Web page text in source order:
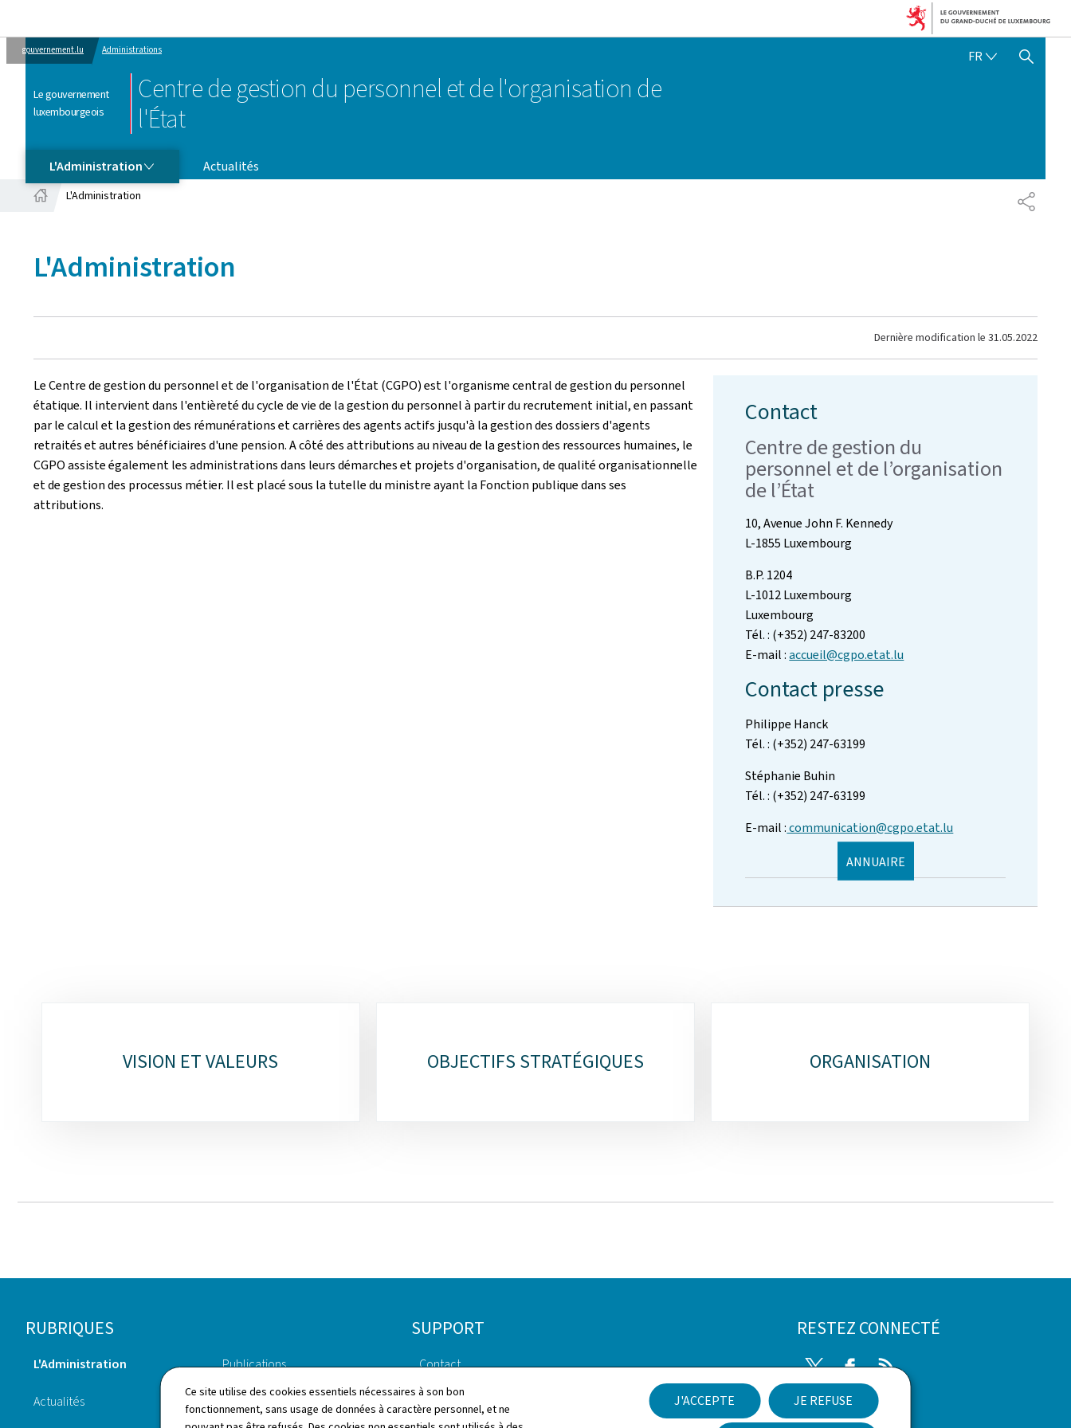
Ce site utilise des cookies essentiels nécessaires à son bon
fonctionnement, sans usage de données à caractère personnel, et ne
J'ACCEPTE JE REFUSE
gouvernement.lu Administrations
Le gouvernement
luxembourgeois
Centre de gestion du personnel et de l'organisation de
l'État
FRFRANÇAIS
AFFICHER / MASQUER
L'Administration
Actualités
L'Administration
L'Administration
Dernière modification le 31.05.2022
Le Centre de gestion du personnel et de l'organisation de l'État (CGPO) est l'organisme central de gestion du personnel
étatique. Il intervient dans l'entièreté du cycle de vie de la gestion du personnel à partir du recrutement initial, en passant
par le calcul et la gestion des rémunérations et carrières des agents actifs jusqu'à la gestion des dossiers d'agents
retraités et autres bénéficiaires d'une pension. A côté des attributions au niveau de la gestion des ressources humaines, le
CGPO assiste également les administrations dans leurs démarches et projets d'organisation, de qualité organisationnelle
et de gestion des processus métier. Il est placé sous la tutelle du ministre ayant la Fonction publique dans ses
attributions.
Contact
Centre de gestion du
personnel et de l’organisation
de l’État
10, Avenue John F. Kennedy
L-1855 Luxembourg
B.P. 1204
L-1012 Luxembourg
Luxembourg
Tél. : (+352) 247-83200
E-mail :accueil@cgpo.etat.lu
Contact presse
Philippe Hanck
Tél. : (+352) 247-63199
Stéphanie Buhin
Tél. : (+352) 247-63199
E-mail :communication@cgpo.etat.lu
ANNUAIRE
VISION ET VALEURS OBJECTIFS STRATÉGIQUES ORGANISATION
Pied
de
RUBRIQUES
L'Administration
Actualités
Publications
SUPPORT
Contact
Plan du site
personnelles
RESTEZ CONNECTÉ
TwitterFacebook
RSS